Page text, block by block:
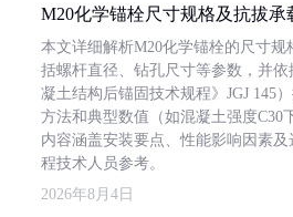
M20化学锚栓尺寸规格及抗拔承
本文详细解析M20化学锚栓的尺寸规
括螺杆直径、钻孔尺寸等参数，并
凝土结构后锚固技术规程》JGJ 145
方法和典型数值（如混凝土强度C30
内容涵盖安装要点、性能影响因素
程技术人员参考。
2026年8月4日